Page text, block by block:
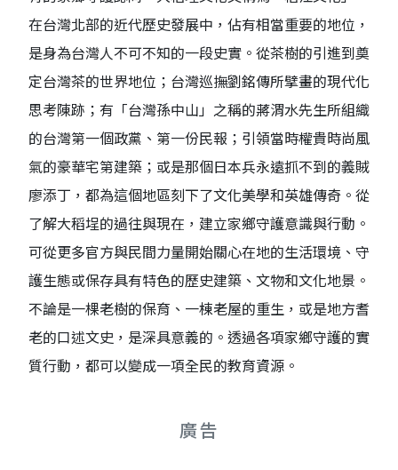
在台灣北部的近代歷史發展中，佔有相當重要的地位，
是身為台灣人不可不知的一段史實。從茶樹的引進到奠
定台灣茶的世界地位；台灣巡撫劉銘傳所擘畫的現代化
思考陳跡；有「台灣孫中山」之稱的蔣渭水先生所組織
的台灣第一個政黨、第一份民報；引領當時權貴時尚風
氣的豪華宅第建築；或是那個日本兵永遠抓不到的義賊
廖添丁，都為這個地區刻下了文化美學和英雄傳奇。從
了解大稻埕的過往與現在，建立家鄉守護意識與行動。
可從更多官方與民間力量開始關心在地的生活環境、守
護生態或保存具有特色的歷史建築、文物和文化地景。
不論是一棵老樹的保育、一棟老屋的重生，或是地方耆
老的口述文史，是深具意義的。透過各項家鄉守護的實
質行動，都可以變成一項全民的教育資源。
廣告